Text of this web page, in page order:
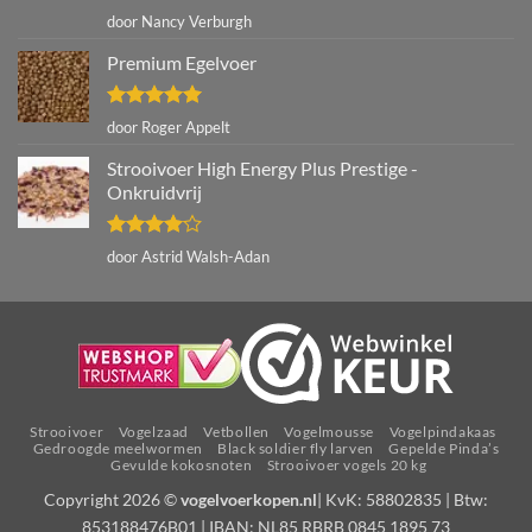
Gewaardeerd
door Nancy Verburgh
Premium Egelvoer
Gewaardeerd
uit 5
door Roger Appelt
Strooivoer High Energy Plus Prestige -
Onkruidvrij
Gewaardeerd
door Astrid Walsh-Adan
Strooivoer Vogelzaad Vetbollen Vogelmousse
Vogelpindakaas
Gedroogde meelwormen
Black soldier fly larven
Gepelde Pinda’s
Gevulde kokosnoten
Strooivoer vogels 20 kg
Copyright 2026 ©vogelvoerkopen.nl | KvK: 58802835 | Btw:
853188476B01 | IBAN: NL85 RBRB 0845 1895 73